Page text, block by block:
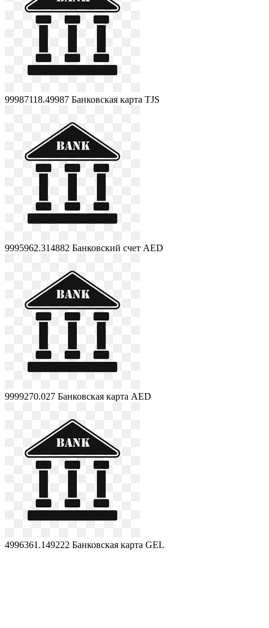
99987118.49987 Банковская карта TJS
9995962.314882 Банковский счет AED
9999270.027 Банковская карта AED
4996361.149222 Банковская карта GEL